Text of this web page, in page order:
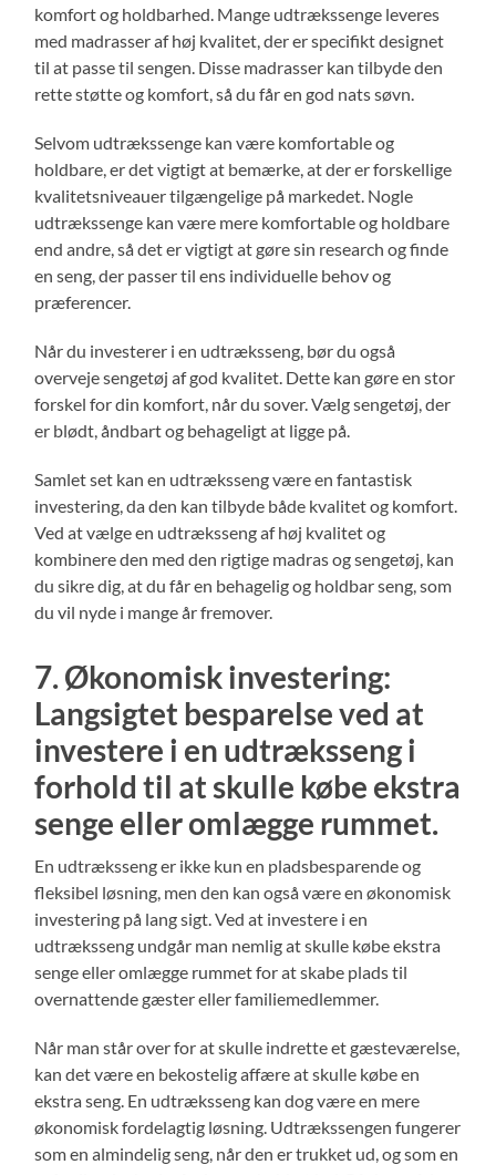
komfort og holdbarhed. Mange udtrækssenge leveres
med madrasser af høj kvalitet, der er specifikt designet
til at passe til sengen. Disse madrasser kan tilbyde den
rette støtte og komfort, så du får en god nats søvn.
Selvom udtrækssenge kan være komfortable og
holdbare, er det vigtigt at bemærke, at der er forskellige
kvalitetsniveauer tilgængelige på markedet. Nogle
udtrækssenge kan være mere komfortable og holdbare
end andre, så det er vigtigt at gøre sin research og finde
en seng, der passer til ens individuelle behov og
præferencer.
Når du investerer i en udtræksseng, bør du også
overveje sengetøj af god kvalitet. Dette kan gøre en stor
forskel for din komfort, når du sover. Vælg sengetøj, der
er blødt, åndbart og behageligt at ligge på.
Samlet set kan en udtræksseng være en fantastisk
investering, da den kan tilbyde både kvalitet og komfort.
Ved at vælge en udtræksseng af høj kvalitet og
kombinere den med den rigtige madras og sengetøj, kan
du sikre dig, at du får en behagelig og holdbar seng, som
du vil nyde i mange år fremover.
7. Økonomisk investering:
Langsigtet besparelse ved at
investere i en udtræksseng i
forhold til at skulle købe ekstra
senge eller omlægge rummet.
En udtræksseng er ikke kun en pladsbesparende og
fleksibel løsning, men den kan også være en økonomisk
investering på lang sigt. Ved at investere i en
udtræksseng undgår man nemlig at skulle købe ekstra
senge eller omlægge rummet for at skabe plads til
overnattende gæster eller familiemedlemmer.
Når man står over for at skulle indrette et gæsteværelse,
kan det være en bekostelig affære at skulle købe en
ekstra seng. En udtræksseng kan dog være en mere
økonomisk fordelagtig løsning. Udtrækssengen fungerer
som en almindelig seng, når den er trukket ud, og som en